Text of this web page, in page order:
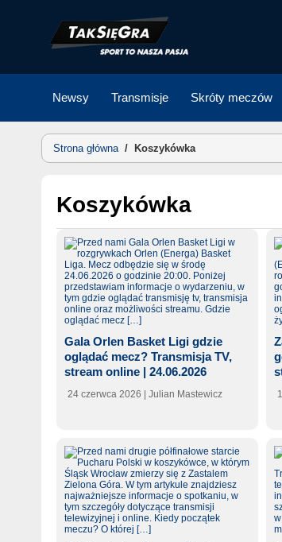
Newsy Transmisje Skróty meczów
Strona główna/ Koszykówka
Koszykówka
Gala Orlen Basket Ligi gdzie
oglądać mecz? Transmisja TV,
stream online | 24.06.2026
24 czerwca 2026 | Julian Mastewicz